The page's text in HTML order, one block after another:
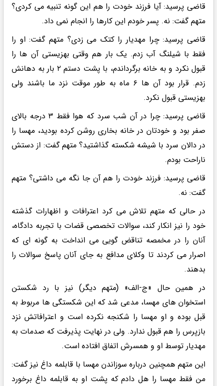
قاضی پرسید: آیا فرزند خودت را هم این گونه تنبیه می کردی؟
متهم گفت: نه. پسر خودم این کارها را انجام نمی داد.
قاضی پرسید: چرا مهدیار را کتک می زدی؟ متهم گفت: او را
فقط با شیلنگ آب زدم. یک بار هم وقتی بهزیستی آن ها را
قبول نکرد و به خانه برگرداندم، با پشت دستم ۲ بار به دهانش
زدم. قرار بود آن ها ۶ ماه به طور موقت نزد ما باشند ولی
بهزیستی قبول نکرد.
قاضی پرسید: چرا در آن شب سرد که هوا فقط ۳ درجه بالای
صفر بود و خودتان در خانه بخاری روشن کرده بودید، مهسا را
در دالان سرد با شیشه شکسته گذاشتید؟ متهم گفت: از دستش
ناراحت بودم.
قاضی پرسید: فرزند خودت را هم آن جا نگه می داشتی؟ متهم
گفت: نه.
در حالی که متهم تلاش می کرد اعترافات و اظهارات گذشته
خود را نیز انکار کند، سوالات تخصصی قضات با تجربه دادگاه،
آنان را در مخمصه تناقض گویی می انداخت به گونه ای که
اصرار می کردند تا وکلای مدافع به جای آنان پاسخ سوالات را
بدهند.
در همین حال «ج-الف» (متهم دیگر) نیز با رد شکستن
استخوان های مهسا، مدعی شد که این شکستگی ها مربوط به
قبل بوده و او مهسا را شکنجه نکرده است و اعترافاتش نزد
بازپرس را هم قبول ندارد. ولی در نهایت پذیرفت که صدمات به
مهدیار توسط او و همسرش اتفاق افتاده است.
این متهم همچنین درباره سوزاندن مهسا با قابلمه داغ نیز گفت:
من فقط مهسا را هل دادم که پشت او به قابلمه داغ برخورد